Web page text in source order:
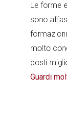
Le forme
sono
molto
posti
Guardi